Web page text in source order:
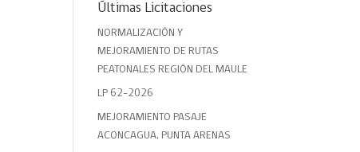
Últimas Licitaciones
NORMALIZACIÓN Y
MEJORAMIENTO DE RUTAS
PEATONALES REGIÓN DEL MAULE
LP 62-2026
MEJORAMIENTO PASAJE
ACONCAGUA, PUNTA ARENAS